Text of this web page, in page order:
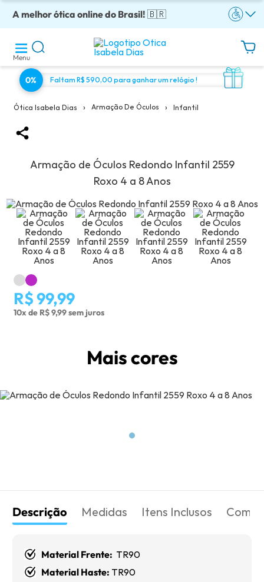
A melhor ótica online do Brasil!🇧🇷
Óculos completos armação + lentes a partir: R$199
Adquira em até 10x sem juros!
Enviamos para todo o Brasil!
Óculos de grau com preço justo!
Menu
0% Faltam R$ 590,00 para ganhar um relógio !
Ótica Isabela Dias › Armação De Óculos › Infantil
Armação de Óculos Redondo Infantil 2559
Roxo 4 a 8 Anos
R$ 99,99
10x de R$ 9,99 sem juros
Mais cores
Descrição Medidas Itens Inclusos Como
Material Frente: TR90
Material Haste: TR90